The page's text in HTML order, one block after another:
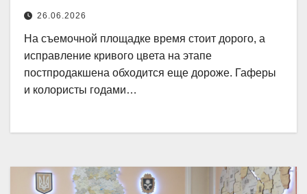
26.06.2026
На съемочной площадке время стоит дорого, а
исправление кривого цвета на этапе
постпродакшена обходится еще дороже. Гаферы
и колористы годами…